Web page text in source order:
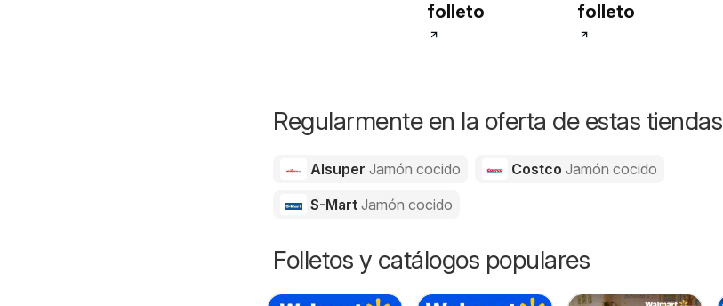
folleto
folleto
Regularmente en la oferta de estas tiendas
Alsuper Jamón cocido CostcoJamón cocido
S-Mart Jamón cocido
Folletos y catálogos populares